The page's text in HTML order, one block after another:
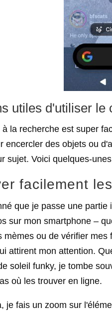
utiles d'utiliser le
à la recherche est super
encercler des objets ou
sujet. Voici quelques-
facilement
que je passe une
sur mon smartphone –
mèmes ou de vérifier
attirent mon attention.
soleil funky, je tombe
où les trouver en ligne.
je fais un zoom sur